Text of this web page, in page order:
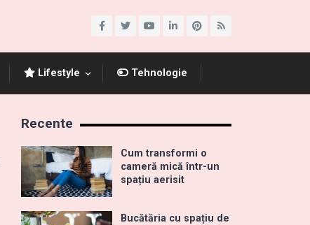
Lifestyle Tehnologie
Recente
Cum transformi o
cameră mică într-un
spațiu aerisit
Bucătăria cu spațiu de